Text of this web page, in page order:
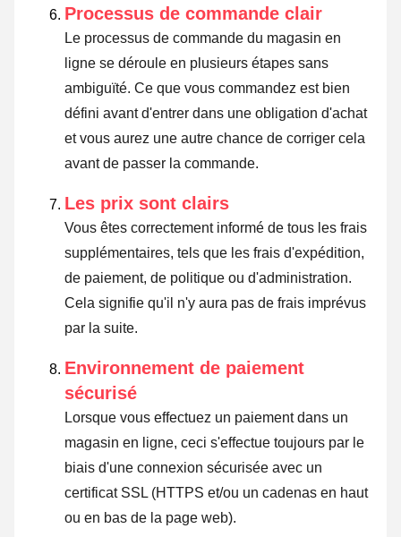
Processus de commande clair
Le processus de commande du magasin en
ligne se déroule en plusieurs étapes sans
ambiguïté. Ce que vous commandez est bien
défini avant d'entrer dans une obligation d'achat
et vous aurez une autre chance de corriger cela
avant de passer la commande.
Les prix sont clairs
Vous êtes correctement informé de tous les frais
supplémentaires, tels que les frais d'expédition,
de paiement, de politique ou d'administration.
Cela signifie qu'il n'y aura pas de frais imprévus
par la suite.
Environnement de paiement
sécurisé
Lorsque vous effectuez un paiement dans un
magasin en ligne, ceci s'effectue toujours par le
biais d'une connexion sécurisée avec un
certificat SSL (HTTPS et/ou un cadenas en haut
ou en bas de la page web).